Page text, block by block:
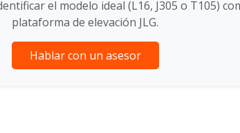
el modelo ideal (L16, J305 o T105)
plataforma de elevación JLG.
Hablar con un asesor